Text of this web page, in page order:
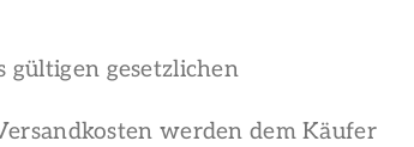
gültigen gesetzlichen
werden dem Käufer